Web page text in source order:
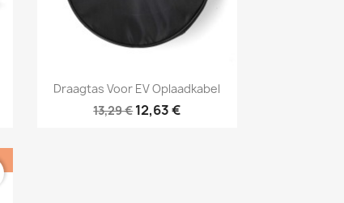
Vis her
Draagtas Voor EV Oplaadkabel
13,29 €12,63 €